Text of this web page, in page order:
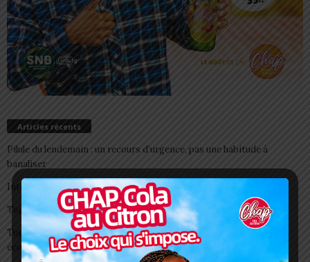
Articles récents
Pilule du lendemain : un recours d’urgence, pas une habitude à
banaliser
Interclubs CAF: ASCK et ASKO face à deux gros morceaux
Togo/ Boissons énergisantes: l’État tire la sonnette d’alarme
Togo/ Rentrée scolaire 2026-2027: consultez la liste officielle des
écoles autorisées